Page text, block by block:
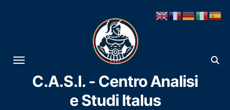
al
contenuto
C.A.S.I. - Centro Analisi
e Studi Italus